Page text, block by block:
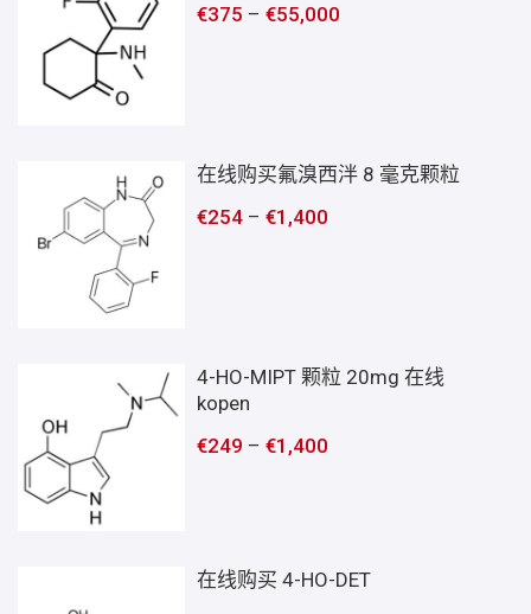
€375 –€55,000
在线购买氟溴西泮 8 毫克颗粒
€254 –€1,400
4-HO-MIPT 颗粒 20mg 在线
kopen
€249 –€1,400
在线购买 4-HO-DET